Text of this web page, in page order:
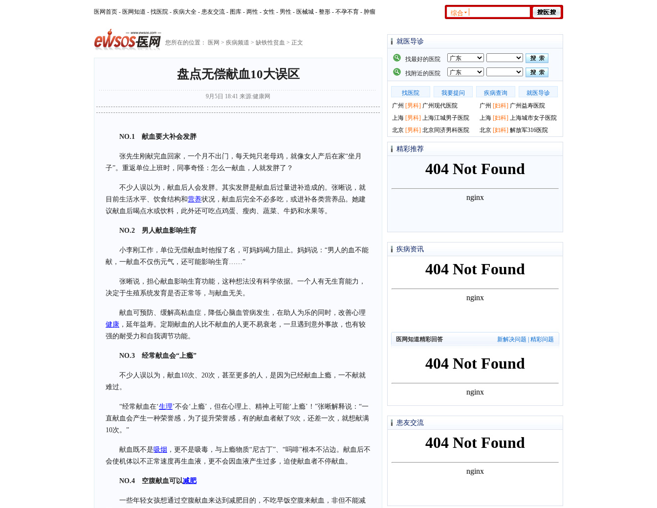
综合
医网首页 - 医网知道 - 找医院 - 疾病大全 - 患友交流 - 图库 - 两性 - 女性 - 男性 - 医械城 - 整形 - 不孕不育 - 肿瘤
您所在的位置： 医网 > 疾病频道 > 缺铁性贫血 > 正文
盘点无偿献血10大误区
9月5日 18:41 来源:健康网
NO.1 献血要大补会发胖
张先生刚献完血回家，一个月不出门，每天炖只老母鸡，就像女人产后在家“坐月
子”。重返单位上班时，同事奇怪：怎么一献血，人就发胖了？
不少人误以为，献血后人会发胖。其实发胖是献血后过量进补造成的。张晰说，就
目前生活水平、饮食结构和营养状况，献血后完全不必多吃，或进补各类营养品。她建
议献血后喝点水或饮料，此外还可吃点鸡蛋、瘦肉、蔬菜、牛奶和水果等。
NO.2 男人献血影响生育
小李刚工作，单位无偿献血时他报了名，可妈妈竭力阻止。妈妈说：“男人的血不能
献，一献血不仅伤元气，还可能影响生育……”
张晰说，担心献血影响生育功能，这种想法没有科学依据。一个人有无生育能力，
决定于生殖系统发育是否正常等，与献血无关。
献血可预防、缓解高粘血症，降低心脑血管病发生，在助人为乐的同时，改善心理
健康 ，延年益寿。定期献血的人比不献血的人更不易衰老，一旦遇到意外事故，也有较
强的耐受力和自我调节功能。
NO.3 经常献血会“上瘾”
不少人误以为，献血10次、20次，甚至更多的人，是因为已经献血上瘾，一不献就
难过。
“经常献血在‘生理’不会‘上瘾’，但在心理上、精神上可能‘上瘾’！”张晰解释说：“一
直献血会产生一种荣誉感，为了提升荣誉感，有的献血者献了9次，还差一次，就想献满
10次。”
献血既不是吸烟 ，更不是吸毒，与上瘾物质“尼古丁”、“吗啡”根本不沾边。献血后不
会使机体以不正常速度再生血液，更不会因血液产生过多，迫使献血者不停献血。
NO.4 空腹献血可以减肥
一些年轻女孩想通过空腹献血来达到减肥目的，不吃早饭空腹来献血，非但不能减
就医导诊
找最好的医院
找附近的医院
找医院 我要提问 疾病查询
就医导诊
广州 [男科] 广州现代医院 广州 [妇科] 广州益寿医院
上海 [男科] 上海江城男子医院 上海 [妇科] 上海城市女子医院
北京 [男科] 北京同济男科医院 北京 [妇科] 解放军316医院
精彩推荐
疾病资讯
新解决问题 精彩问题
医网知道精彩回答
患友交流